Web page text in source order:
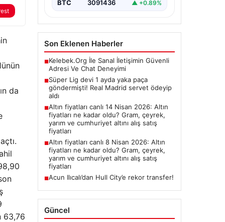
da
63,76
BTC 3091436 ▲ +0.89%
Son Eklenen Haberler
■Kelebek.Org İle Sanal İletişimin Güvenli
Adresi Ve Chat Deneyimi
■Süper Lig devi 1 ayda yaka paça
göndermişti! Real Madrid servet ödeyip
aldı
■Altın fiyatları canlı 14 Nisan 2026: Altın
fiyatları ne kadar oldu? Gram, çeyrek,
yarım ve cumhuriyet altını alış satış
fiyatları
■Altın fiyatları canlı 8 Nisan 2026: Altın
fiyatları ne kadar oldu? Gram, çeyrek,
yarım ve cumhuriyet altını alış satış
fiyatları
■Acun Ilıcalı’dan Hull City’e rekor transfer!
Güncel